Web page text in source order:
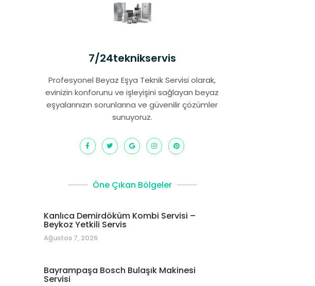
7/24teknikservis
Profesyonel Beyaz Eşya Teknik Servisi olarak,
evinizin konforunu ve işleyişini sağlayan beyaz
eşyalarınızın sorunlarına ve güvenilir çözümler
sunuyoruz.
Öne Çıkan Bölgeler
Kanlıca Demirdöküm Kombi Servisi –
Beykoz Yetkili Servis
Ağustos 7, 2026
Bayrampaşa Bosch Bulaşık Makinesi
Servisi